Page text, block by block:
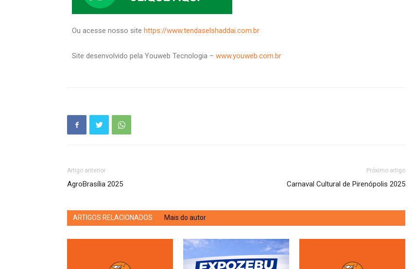
Ou acesse nosso site https://www.tendaselshaddai.com.br
Site desenvolvido pela Youweb Tecnologia – www.youweb.com.br
Artigo anterior
AgroBrasília 2025
Próximo artigo
Carnaval Cultural de Pirenópolis 2025
ARTIGOS RELACIONADOS Mais do autor